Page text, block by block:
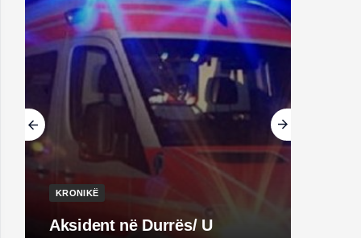
KRONIKË
Aksident në Durrës/ U